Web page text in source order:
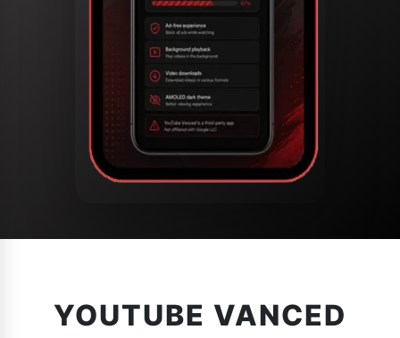
YOUTUBE VANCED